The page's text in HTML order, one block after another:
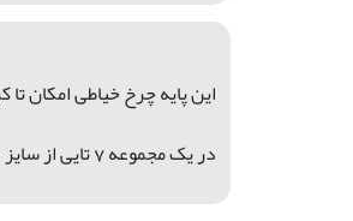
اين پايه چرخ خياطی امکان
در یک مجموعه 7 تایی از سایز 6 تا 25 میلیمتر عرضه می گردد